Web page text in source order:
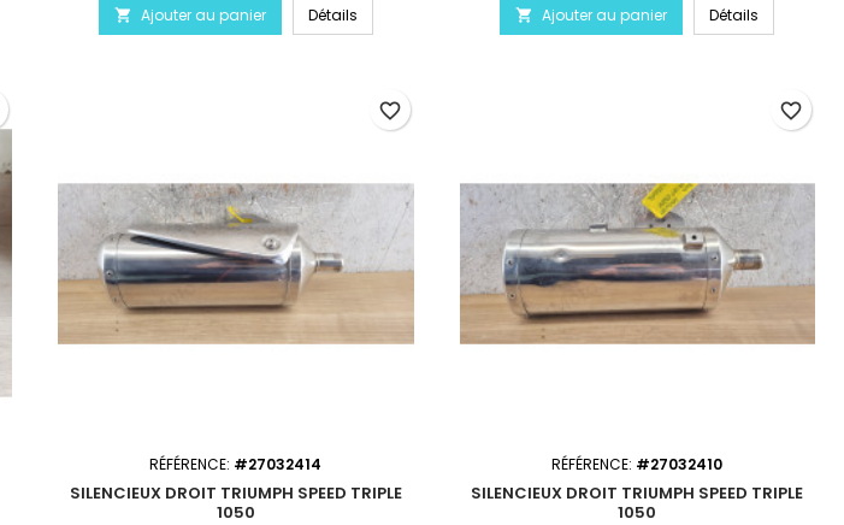
 Ajouter au panier Détails  Ajouter au panier Détails
RÉFÉRENCE: #27032414
SILENCIEUX DROIT TRIUMPH SPEED TRIPLE
1050
favorite_border
RÉFÉRENCE: #27032410
SILENCIEUX DROIT TRIUMPH SPEED TRIPLE
1050
favorite_border